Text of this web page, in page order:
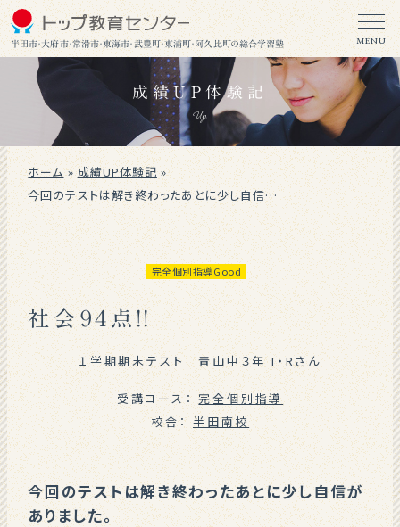
半田市・大府市・常滑市・東海市・武豊町・東浦町・阿久比町の総合学習塾 MENU
成績UP体験記
Up
ホーム»成績UP体験記»
今回のテストは解き終わったあとに少し自信がありました。
完全個別指導Good
社会９４点！！
１学期期末テスト 青山中３年 I・Rさん
受講コース：完全個別指導
校舎：半田南校
今回のテストは解き終わったあとに少し自信が
ありました。